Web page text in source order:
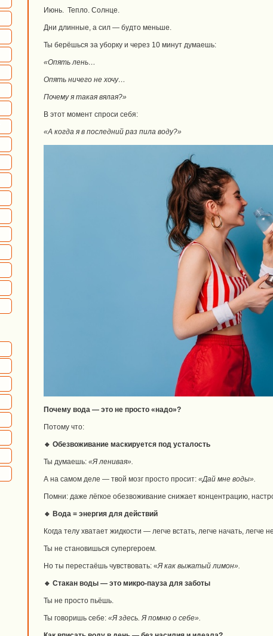
Июнь. Тепло. Солнце.
Дни длинные, а сил — будто меньше.
Ты берёшься за уборку и через 10 минут думаешь:
«Опять лень…
Опять ничего не хочу…
Почему я такая вялая?»
В этот момент спроси себя:
«А когда я в последний раз пила воду?»
Почему вода — это не просто «надо»?
Потому что:
🔹 Обезвоживание маскируется под усталость
Ты думаешь: «Я ленивая».
А на самом деле — твой мозг просто просит: «Дай мне воды».
Помни: даже лёгкое обезвоживание снижает концентрацию,
🔹 Вода = энергия для действий
Когда телу хватает жидкости — легче встать, легче начать, легче
Ты не становишься супергероем.
Но ты перестаёшь чувствовать: «Я как выжатый лимон».
🔹 Стакан воды — это микро-пауза для заботы
Ты не просто пьёшь.
Ты говоришь себе: «Я здесь. Я помню о себе».